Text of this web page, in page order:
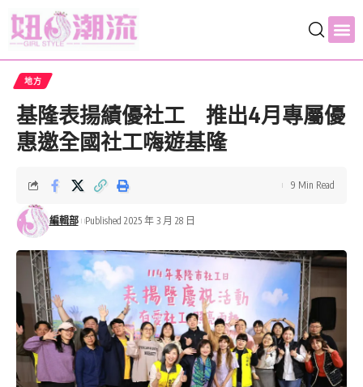
地方
基隆表揚績優社工 推出4月專屬優
惠邀全國社工嗨遊基隆
編輯部 Published 2025 年 3 月 28 日
9 Min Read